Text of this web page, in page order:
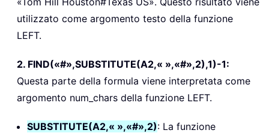
utilizzato come argomento testo della funzione
LEFT.
2. FIND(«#»,SUBSTITUTE(A2,« »,«#»,2),1)-1:
Questa parte della formula viene interpretata come
argomento num_chars della funzione LEFT.
SUBSTITUTE(A2,« »,«#»,2): La funzione